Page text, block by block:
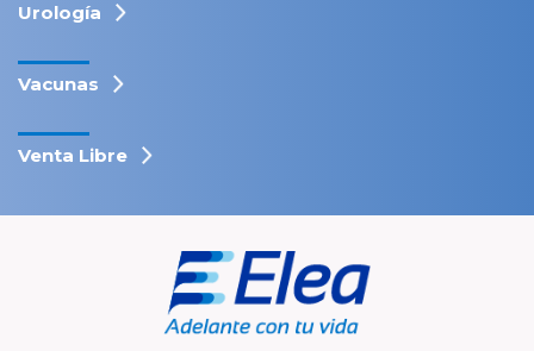
Urología
Vacunas
Venta Libre